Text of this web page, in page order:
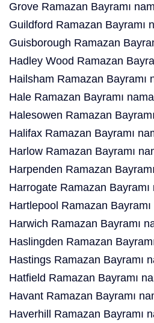
Grove Ramazan Bayramı
Guildford Ramazan Bayramı
Guisborough Ramazan
Hadley Wood Ramazan
Hailsham Ramazan Bayramı
Hale Ramazan Bayramı
Halesowen Ramazan
Halifax Ramazan Bayramı
Harlow Ramazan Bayramı
Harpenden Ramazan
Harrogate Ramazan
Hartlepool Ramazan
Harwich Ramazan Bayramı
Haslingden Ramazan
Hastings Ramazan Bayramı
Hatfield Ramazan Bayramı
Havant Ramazan Bayramı
Haverhill Ramazan Bayramı